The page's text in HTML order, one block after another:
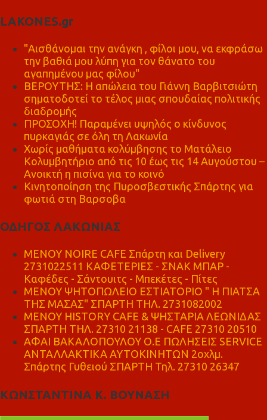
LAKONES.gr
"Αισθάνομαι την ανάγκη , φίλοι μου, να εκφράσω
την βαθιά μου λύπη για τον θάνατο του
αγαπημένου μας φίλου"
ΒΕΡΟΥΤΗΣ: Η απώλεια του Γιάννη Βαρβιτσιώτη
σηματοδοτεί το τέλος μιας σπουδαίας πολιτικής
διαδρομής
ΠΡΟΣΟΧΗ! Παραμένει υψηλός ο κίνδυνος
πυρκαγιάς σε όλη τη Λακωνία
Χωρίς μαθήματα κολύμβησης το Ματάλειο
Κολυμβητήριο από τις 10 έως τις 14 Αυγούστου –
Ανοικτή η πισίνα για το κοινό
Κινητοποίηση της Πυροσβεστικής Σπάρτης για
φωτιά στη Βαρσοβα
ΟΔΗΓΟΣ ΛΑΚΩΝΙΑΣ
MENOY NOIRE CAFE Σπάρτη και Delivery
2731022511 ΚΑΦΕΤΕΡΙΕΣ - ΣΝΑΚ ΜΠΑΡ -
Καφέδες - Σάντουιτς - Μπεκέτες - Πίτες
ΜΕΝΟΥ ΨΗΤΟΠΩΛΕΙΟ ΕΣΤΙΑΤΟΡΙΟ " Η ΠΙΑΤΣΑ
ΤΗΣ ΜΑΣΑΣ" ΣΠΑΡΤΗ ΤΗΛ. 2731082002
ΜΕΝΟΥ HISTORY CAFE & ΨΗΣΤΑΡΙΑ ΛΕΩΝΙΔΑΣ
ΣΠΑΡΤΗ ΤΗΛ. 27310 21138 - CAFE 27310 20510
ΑΦΑΙ ΒΑΚΑΛΟΠΟΥΛΟΥ Ο.Ε ΠΩΛΗΣΕΙΣ SERVICE
ΑΝΤΑΛΛΑΚΤΙΚΑ ΑΥΤΟΚΙΝΗΤΩΝ 2οχλμ.
Σπάρτης Γυθειού ΣΠΑΡΤΗ Τηλ. 27310 26347
ΚΩΝΣΤΑΝΤΙΝΑ Κ. ΒΟΥΝΑΣΗ